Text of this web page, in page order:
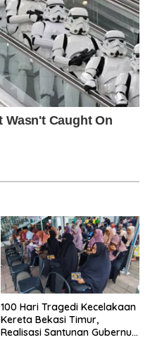
100 Hari Tragedi Kecelakaan
Kereta Bekasi Timur,
Realisasi Santunan Gubernur